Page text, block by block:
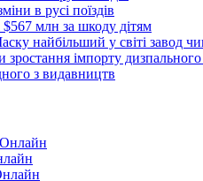
в русі поїздів
млн за шкоду дітям
найбільший у світі завод
зростання імпорту
з видавництв